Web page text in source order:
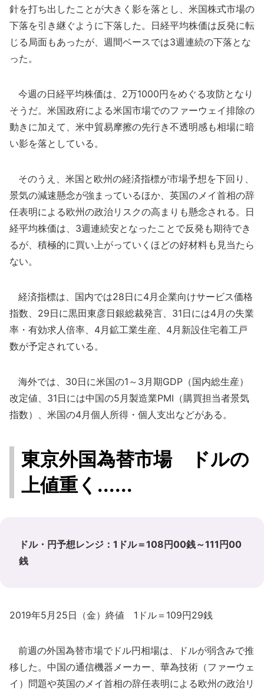
針を打ち出したことが大きく影を落とし、米国株式市場の
下落を引き継ぐように下落した。日経平均株価は反発に転
じる局面もあったが、週間ベースでは3週連続の下落とな
った。
今週の日経平均株価は、2万1000円をめぐる攻防となり
そうだ。米国政府による米国市場でのファーウェイ排除の
動きに加えて、米中貿易摩擦の先行き不透明感も相場に暗
い影を落としている。
そのうえ、米国と欧州の経済指標が市場予想を下回り、
景気の減速懸念が強まっているほか、英国のメイ首相の辞
任表明による欧州の政治リスクの高まりも懸念される。日
経平均株価は、3週連続安となったことで反発も期待でき
るが、積極的に買い上がっていくほどの好材料も見当たら
ない。
経済指標は、国内では28日に4月企業向けサービス価格
指数、29日に黒田東彦日銀総裁発言、31日には4月の失業
率・有効求人倍率、4月鉱工業生産、4月新設住宅着工戸
数が予定されている。
海外では、30日に米国の1～3月期GDP（国内総生産）
改定値、31日には中国の5月製造業PMI（購買担当者景気
指数）、米国の4月個人所得・個人支出などがある。
東京外国為替市場 ドルの
上値重く......
ドル・円予想レンジ：1ドル＝108円00銭～111円00
銭
2019年5月25日（金）終値 1ドル＝109円29銭
前週の外国為替市場でドル円相場は、ドルが弱含みで推
移した。中国の通信機器メーカー、華為技術（ファーウェ
イ）問題や英国のメイ首相の辞任表明による欧州の政治リ